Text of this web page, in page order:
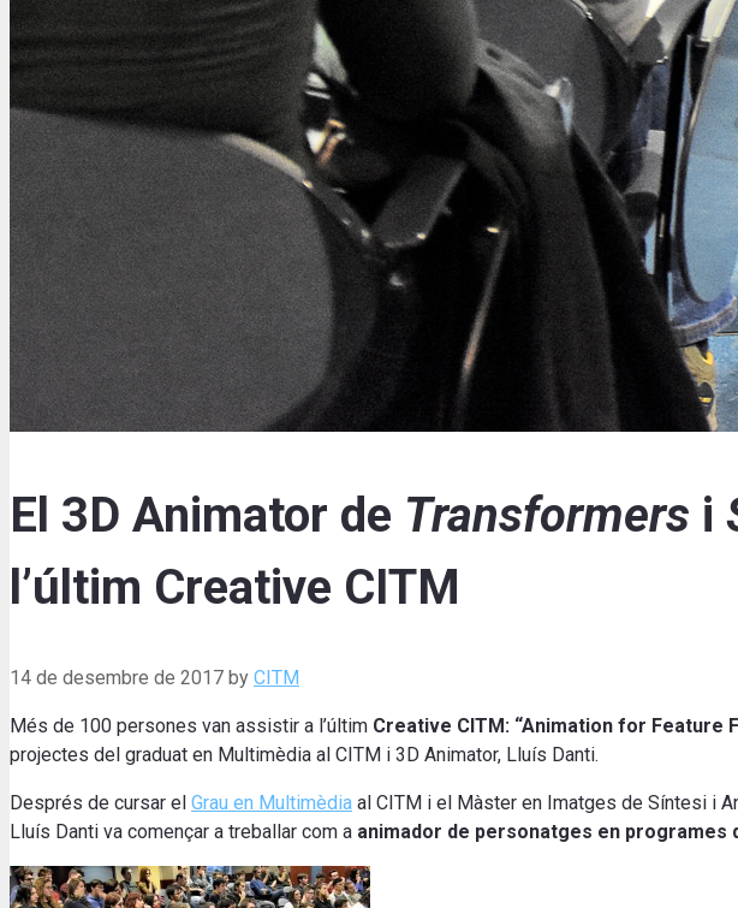
El 3D Animator de Transformers i
l’últim Creative CITM
14 de desembre de 2017 by CITM
Més de 100 persones van assistir a l’últim Creative CITM: “Animation for Feature
projectes del graduat en Multimèdia al CITM i 3D Animator, Lluís Danti.
Després de cursar el Grau en Multimèdia al CITM i el Màster en Imatges de Síntesi i
Lluís Danti va començar a treballar com a animador de personatges en programes